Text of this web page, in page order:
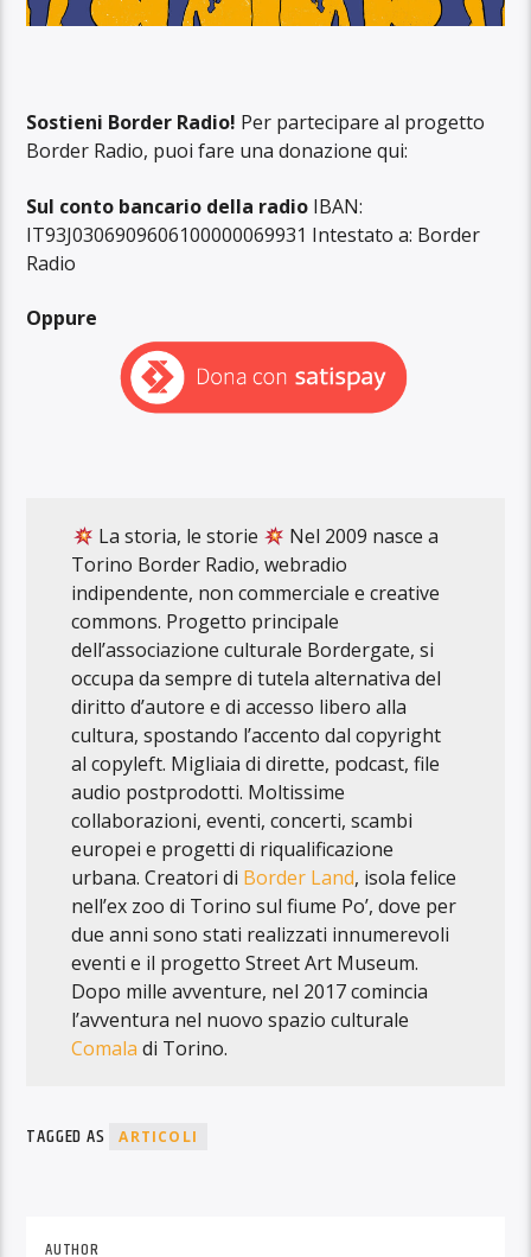
Sostieni Border Radio! Per partecipare al progetto
Border Radio, puoi fare una donazione qui:
Sul conto bancario della radio IBAN:
IT93J0306909606100000069931 Intestato a: Border
Radio
Oppure
La storia, le storie
Nel 2009 nasce a
Torino Border Radio, webradio
indipendente, non commerciale e creative
commons. Progetto principale
dell’associazione culturale Bordergate, si
occupa da sempre di tutela alternativa del
diritto d’autore e di accesso libero alla
cultura, spostando l’accento dal copyright
al copyleft. Migliaia di dirette, podcast, file
audio postprodotti. Moltissime
collaborazioni, eventi, concerti, scambi
europei e progetti di riqualificazione
urbana. Creatori di Border Land, isola felice
nell’ex zoo di Torino sul fiume Po’, dove per
due anni sono stati realizzati innumerevoli
eventi e il progetto Street Art Museum.
Dopo mille avventure, nel 2017 comincia
l’avventura nel nuovo spazio culturale
Comala di Torino.
TAGGED AS ARTICOLI
AUTHOR